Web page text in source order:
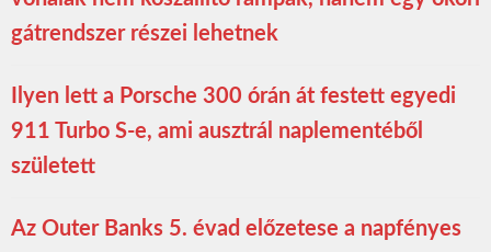
gátrendszer részei lehetnek
Ilyen lett a Porsche 300 órán át festett egyedi
911 Turbo S-e, ami ausztrál naplementéből
született
Az Outer Banks 5. évad előzetese a napfényes